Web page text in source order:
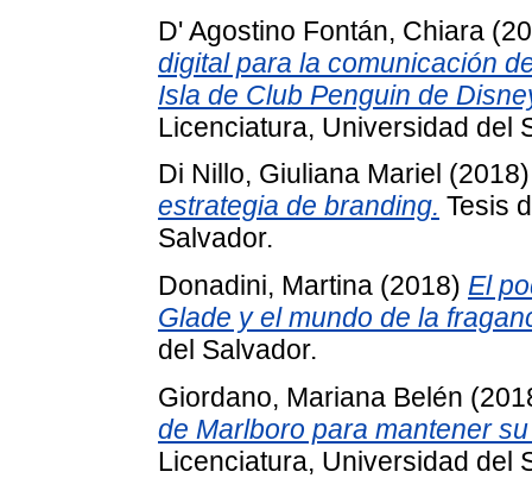
D' Agostino Fontán, Chiara
digital para la comunicación
Isla de Club Penguin de
Licenciatura, Universidad del
Di Nillo, Giuliana Mariel
estrategia de branding. Tesis
Salvador.
Donadini, Martina (2018) El
Glade y el mundo de la
del Salvador.
Giordano, Mariana Belén
de Marlboro para mantener
Licenciatura, Universidad del